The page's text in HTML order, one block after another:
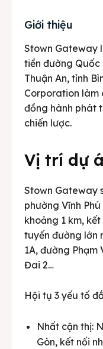
Giới thiệu
Stown Gateway
tiền đường Quốc
Thuận An, tỉnh
Corporation làm
đồng hành phát
chiến lược.
Vị trí dự
Stown Gateway
phường Vĩnh Phú
khoảng 1 km,
tuyến đường lớn
1A, đường Phạm
Đai 2…
Hội tụ 3 yếu tố
Nhất cận thị:
Gòn, kết nối